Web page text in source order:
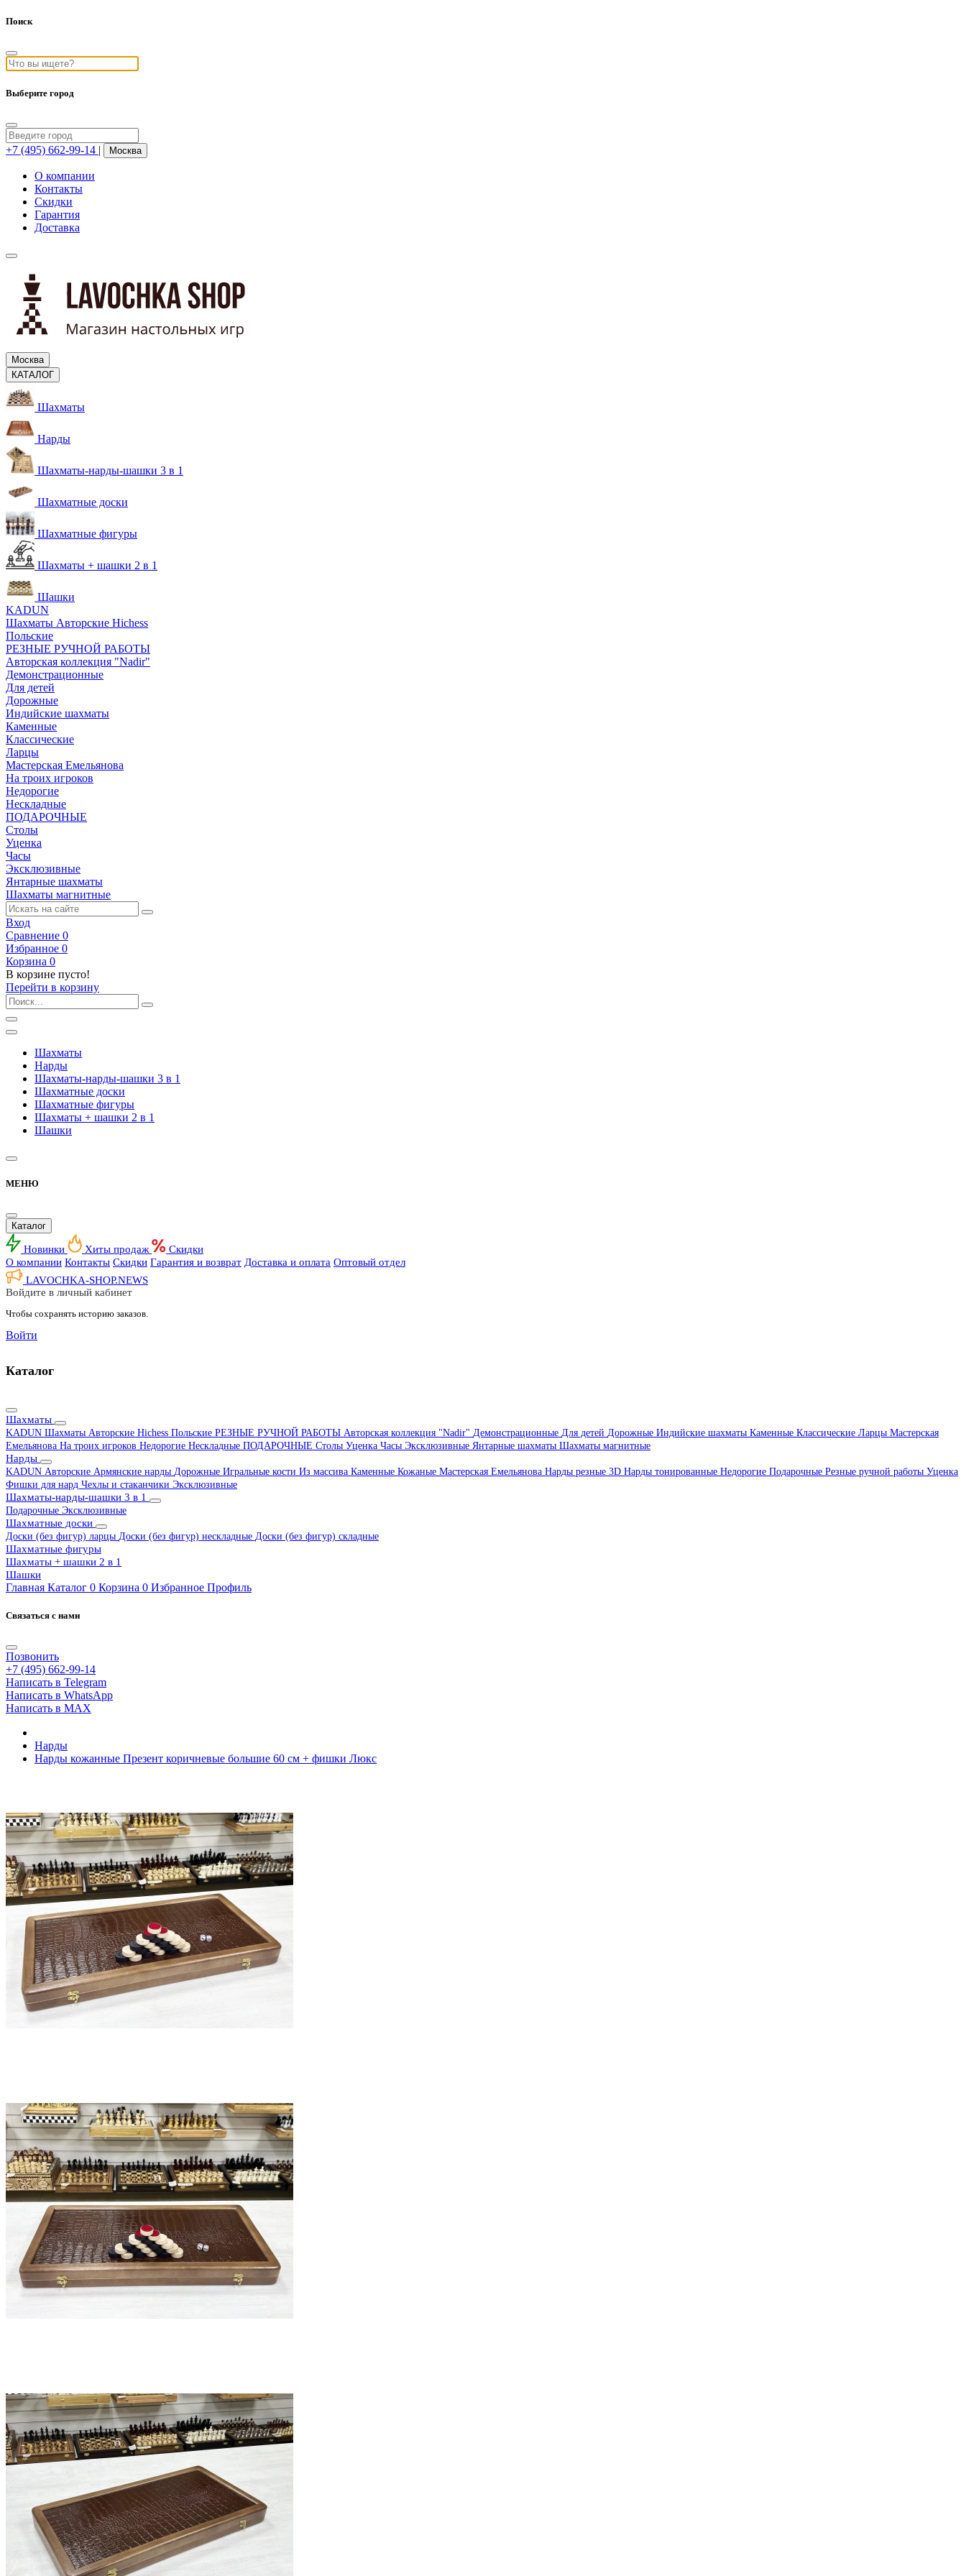
Поиск
Выберите город
+7 (495) 662-99-14 | Москва
О компании
Контакты
Скидки
Гарантия
Доставка
Москва
КАТАЛОГ
Шахматы
Нарды
Шахматы-нарды-шашки 3 в 1
Шахматные доски
Шахматные фигуры
Шахматы + шашки 2 в 1
Шашки
KADUN
Шахматы Авторские Hichess
Польские
РЕЗНЫЕ РУЧНОЙ РАБОТЫ
Авторская коллекция "Nadir"
Демонстрационные
Для детей
Дорожные
Индийские шахматы
Каменные
Классические
Ларцы
Мастерская Емельянова
На троих игроков
Недорогие
Нескладные
ПОДАРОЧНЫЕ
Столы
Уценка
Часы
Эксклюзивные
Янтарные шахматы
Шахматы магнитные
Вход
Сравнение 0
Избранное 0
Корзина 0
В корзине пусто!
Перейти в корзину
Шахматы
Нарды
Шахматы-нарды-шашки 3 в 1
Шахматные доски
Шахматные фигуры
Шахматы + шашки 2 в 1
Шашки
МЕНЮ
Каталог
Новинки Хиты продаж
Скидки
О компании Контакты Скидки Гарантия и возврат Доставка и оплата Оптовый отдел
LAVOCHKA-SHOP.NEWS
Войдите в личный кабинет
Чтобы сохранять историю заказов.
Войти
Каталог
Шахматы
KADUN Шахматы Авторские Hichess Польские РЕЗНЫЕ РУЧНОЙ РАБОТЫ Авторская коллекция "Nadir" Демонстрационные Для детей Дорожные Индийские шахматы Каменные Классические Ларцы Мастерская
Емельянова На троих игроков Недорогие Нескладные ПОДАРОЧНЫЕ Столы Уценка Часы Эксклюзивные Янтарные шахматы Шахматы магнитные
Нарды
KADUN Авторские Армянские нарды Дорожные Игральные кости Из массива Каменные Кожаные Мастерская Емельянова Нарды резные 3D Нарды тонированные Недорогие Подарочные Резные ручной работы Уценка
Фишки для нард Чехлы и стаканчики Эксклюзивные
Шахматы-нарды-шашки 3 в 1
Подарочные Эксклюзивные
Шахматные доски
Доски (без фигур) ларцы Доски (без фигур) нескладные Доски (без фигур) складные
Шахматные фигуры
Шахматы + шашки 2 в 1
Шашки
Главная Каталог 0 Корзина 0 Избранное Профиль
Связаться с нами
Позвонить
+7 (495) 662-99-14
Написать в Telegram
Написать в WhatsApp
Написать в MAX
Нарды
Нарды кожанные Презент коричневые большие 60 см + фишки Люкс